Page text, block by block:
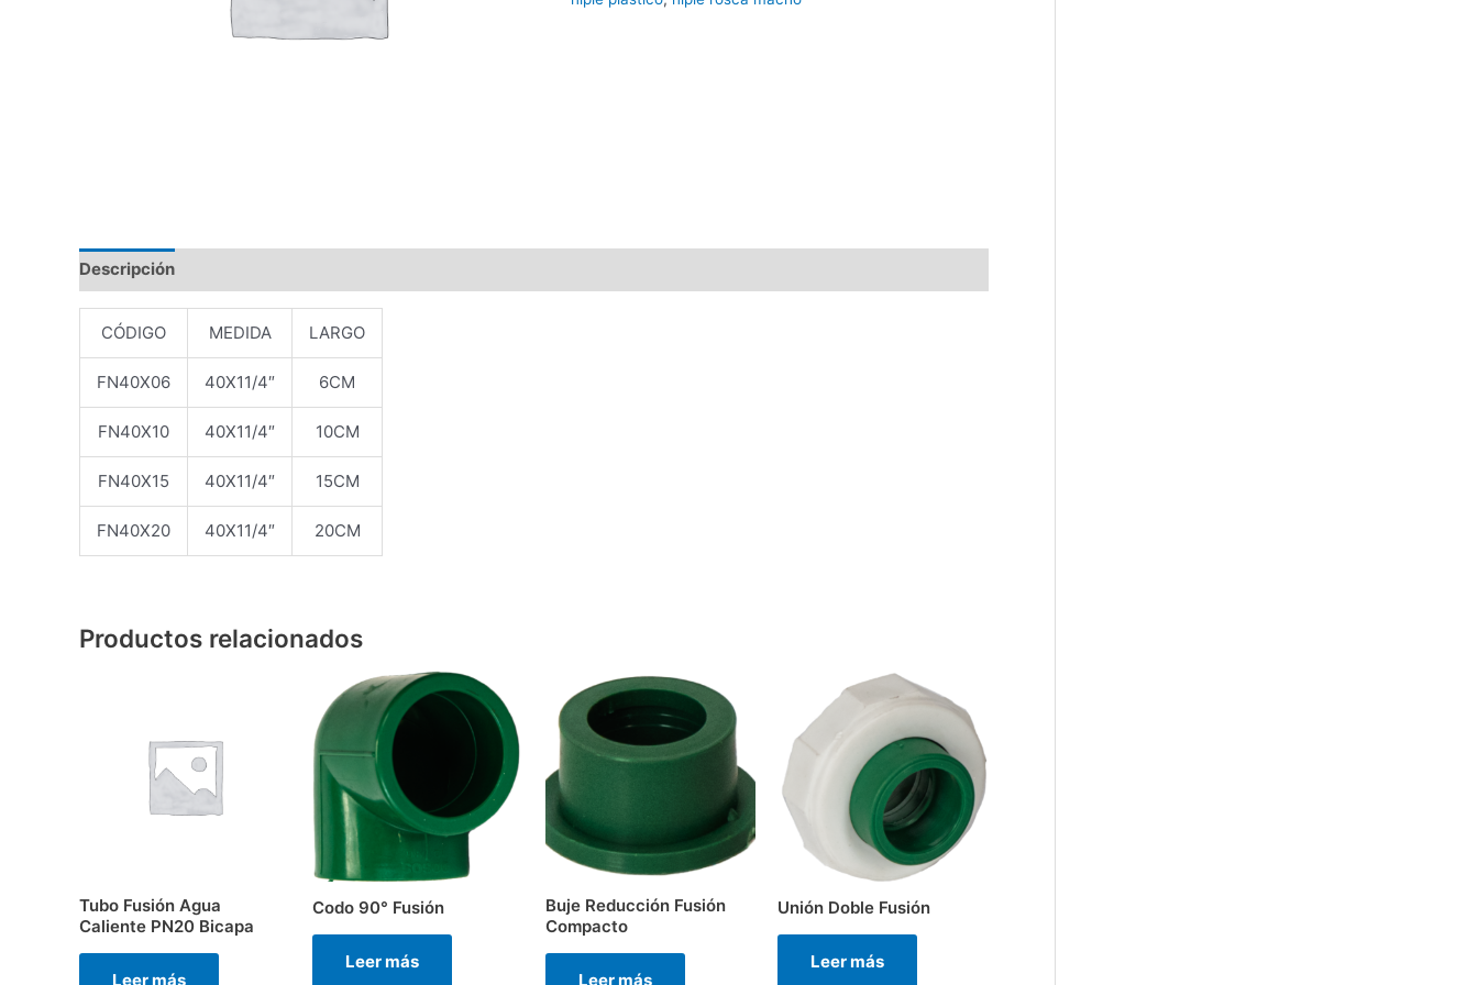
Descripción
CÓDIGO MEDIDA LARGO
FN40X06 40X11/4″ 6CM
FN40X10 40X11/4″ 10CM
FN40X15 40X11/4″ 15CM
FN40X20 40X11/4″ 20CM
Productos relacionados
Tubo Fusión Agua
Caliente PN20 Bicapa
Leer más
Codo 90° Fusión
Leer más
Buje Reducción Fusión
Compacto
Leer más
Unión Doble Fusión
Leer más